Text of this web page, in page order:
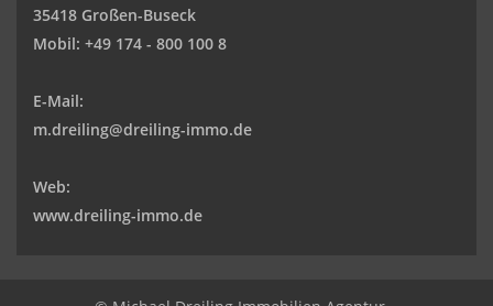
35418 Großen-Buseck
Mobil: +49 174 - 800 100 8
E-Mail:
m.dreiling@dreiling-immo.de
Web:
www.dreiling-immo.de